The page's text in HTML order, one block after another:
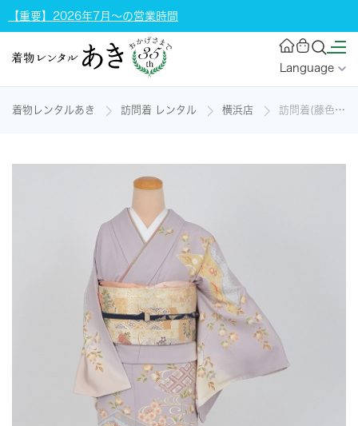
【重要】2026年7月～の営業時間
Language
着物レンタルあき 訪問着 レンタル 横浜店 訪問着(藤色に吉祥文様の京友禅)の着物レンタル